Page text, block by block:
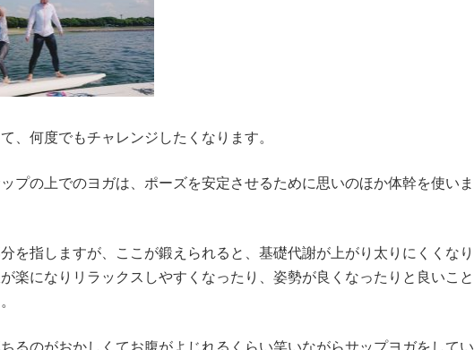
、何度でもチャレンジしたくなります。
プの上でのヨガは、ポーズを安定させるために思いのほか体幹を使いま
を指しますが、ここが鍛えられると、基礎代謝が上がり太りにくくなり
楽になりリラックスしやすくなったり、姿勢が良くなったりと良いこと
るのがおかしくてお腹がよじれるくらい笑いながらサップヨガをしてい